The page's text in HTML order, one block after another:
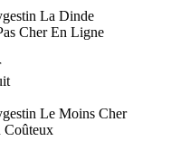
La Dinde
Cher En Ligne
Le Moins Cher
Coûteux